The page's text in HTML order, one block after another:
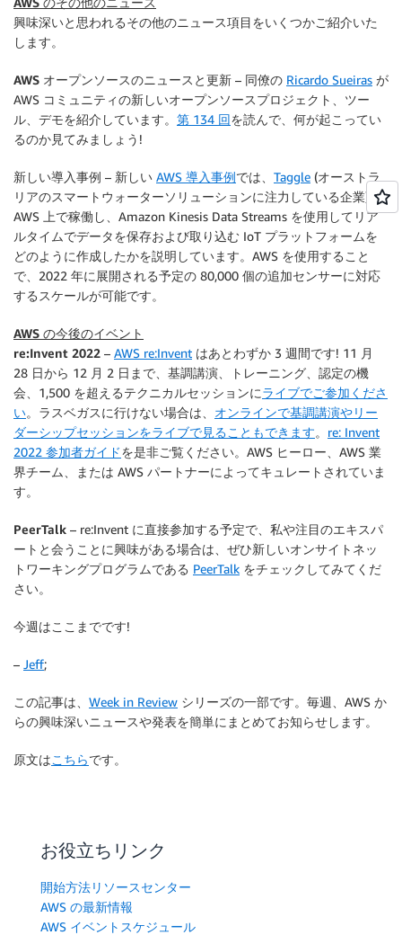
興味深いと思われるその他のニュース項目をいくつかご紹介いた
します。
AWS オープンソースのニュースと更新 – 同僚の Ricardo Sueiras が
AWS コミュニティの新しいオープンソースプロジェクト、ツー
ル、デモを紹介しています。 第 134 回を読んで、何が起こってい
るのか見てみましょう!
新しい導入事例 – 新しい AWS 導入事例では、 Taggle (オーストラ
リアのスマートウォーターソリューションに注力している企業) が
AWS 上で稼働し、Amazon Kinesis Data Streams を使用してリア
ルタイムでデータを保存および取り込む IoT プラットフォームを
どのように作成したかを説明しています。AWS を使用すること
で、2022 年に展開される予定の 80,000 個の追加センサーに対応
するスケールが可能です。
AWS の今後のイベント
re:Invent 2022 – AWS re:Invent はあとわずか 3 週間です! 11 月
28 日から 12 月 2 日まで、基調講演、トレーニング、認定の機
会、1,500 を超えるテクニカルセッションにライブでご参加くださ
い。ラスベガスに行けない場合は、 オンラインで基調講演やリー
ダーシップセッションをライブで見ることもできます。 re: Invent
2022 参加者ガイドを是非ご覧ください。AWS ヒーロー、AWS 業
界チーム、または AWS パートナーによってキュレートされていま
す。
PeerTalk – re:Invent に直接参加する予定で、私や注目のエキスパ
ートと会うことに興味がある場合は、ぜひ新しいオンサイトネッ
トワーキングプログラムである PeerTalk をチェックしてみてくだ
さい。
今週はここまでです!
– Jeff;
この記事は、 Week in Review シリーズの一部です。毎週、AWS か
らの興味深いニュースや発表を簡単にまとめてお知らせします。
原文はこちらです。
お役立ちリンク
開始方法リソースセンター
AWS の最新情報
AWS イベントスケジュール